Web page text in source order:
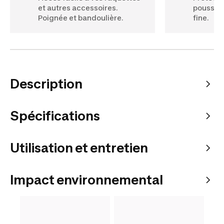
et autres accessoires.
Poignée et bandoulière.
fine.
Description
Spécifications
Utilisation et entretien
Impact environnemental